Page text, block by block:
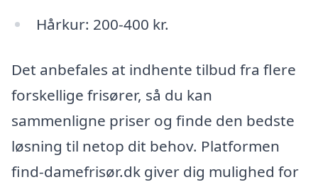
Hårkur: 200-400 kr.
Det anbefales at indhente tilbud fra flere
forskellige frisører, så du kan
sammenligne priser og finde den bedste
løsning til netop dit behov. Platformen
find-damefrisør.dk giver dig mulighed for